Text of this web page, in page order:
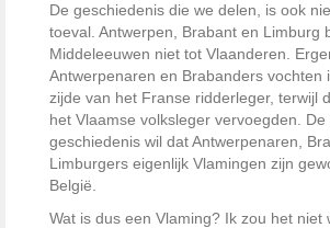
De geschiedenis die we delen, is ook
toeval. Antwerpen, Brabant en Limburg
Middeleeuwen niet tot Vlaanderen.
Antwerpenaren en Brabanders vochten
zijde van het Franse ridderleger, terwijl
het Vlaamse volksleger vervoegden.
geschiedenis wil dat Antwerpenaren,
Limburgers eigenlijk Vlamingen zijn
België.
Wat is dus een Vlaming? Ik zou het niet